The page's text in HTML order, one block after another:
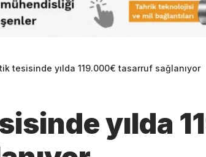
tesisinde yılda 119.000€ tasarruf sağlanıyor
yılda